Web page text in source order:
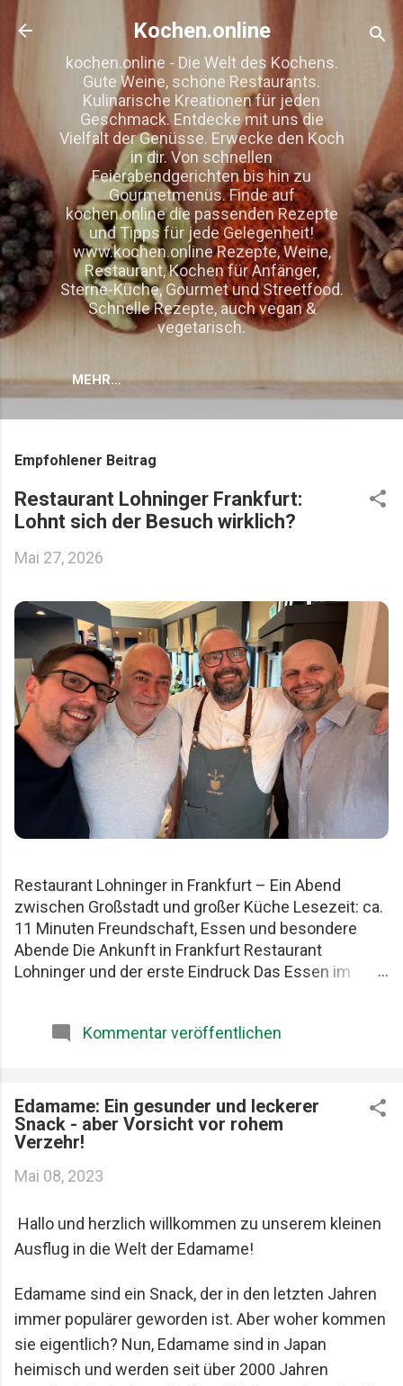
Direkt zum Hauptbereich
Kochen.online
kochen.online - Die Welt des Kochens.
Gute Weine, schöne Restaurants.
Kulinarische Kreationen für jeden
Geschmack. Entdecke mit uns die
Vielfalt der Genüsse. Erwecke den Koch
in dir. Von schnellen
Feierabendgerichten bis hin zu
Gourmetmenüs. Finde auf
kochen.online die passenden Rezepte
und Tipps für jede Gelegenheit!
www.kochen.online Rezepte, Weine,
Restaurant, Kochen für Anfänger,
Sterne-Küche, Gourmet und Streetfood.
Schnelle Rezepte, auch vegan &
vegetarisch.
MEHR…
Empfohlener Beitrag
Restaurant Lohninger Frankfurt:
Lohnt sich der Besuch wirklich?
Mai 27, 2026
Restaurant Lohninger in Frankfurt – Ein Abend
zwischen Großstadt und großer Küche Lesezeit: ca.
11 Minuten Freundschaft, Essen und besondere
Abende Die Ankunft in Frankfurt Restaurant
Lohninger und der erste Eindruck Das Essen im
Restaurant Lohninger Fazit Das Restaurant
begann schon früher. Am Karlsruher Hauptbahnhof.
Mit drei Männern, die Essen ernst nehmen, aber sich
selbst nicht zu wichtig. Patrick, Felix und ich teilen
seit Jahren dieselbe Schwäche: gute Restaurants,
ehrliche Produkte und diese seltenen Abende, die
Mario Lohninger und Patrick: Best Friends
Freundschaft, Essen und besondere Abende Wir
Restaurantbesuche etwas Besonderes bleiben.
Keine beliebigen Reservierungen ...
Kommentar veröffentlichen
Edamame: Ein gesunder und leckerer
Snack - aber Vorsicht vor rohem
Verzehr!
Mai 08, 2023
Hallo und herzlich willkommen zu unserem kleinen
Ausflug in die Welt der Edamame!
Edamame sind ein Snack, der in den letzten Jahren
immer populärer geworden ist. Aber woher kommen
sie eigentlich? Nun, Edamame sind in Japan
heimisch und werden seit über 2000 Jahren